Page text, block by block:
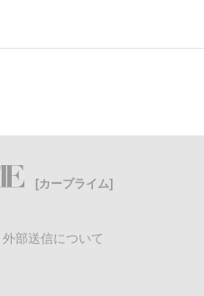
[カープライム]
外部送信について